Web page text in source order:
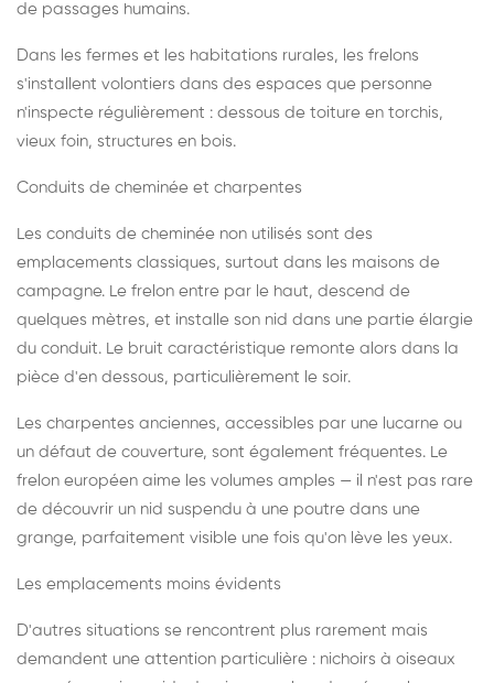
de passages humains.
Dans les fermes et les habitations rurales, les frelons
s'installent volontiers dans des espaces que personne
n'inspecte régulièrement : dessous de toiture en torchis,
vieux foin, structures en bois.
Conduits de cheminée et charpentes
Les conduits de cheminée non utilisés sont des
emplacements classiques, surtout dans les maisons de
campagne. Le frelon entre par le haut, descend de
quelques mètres, et installe son nid dans une partie élargie
du conduit. Le bruit caractéristique remonte alors dans la
pièce d'en dessous, particulièrement le soir.
Les charpentes anciennes, accessibles par une lucarne ou
un défaut de couverture, sont également fréquentes. Le
frelon européen aime les volumes amples — il n'est pas rare
de découvrir un nid suspendu à une poutre dans une
grange, parfaitement visible une fois qu'on lève les yeux.
Les emplacements moins évidents
D'autres situations se rencontrent plus rarement mais
demandent une attention particulière : nichoirs à oiseaux